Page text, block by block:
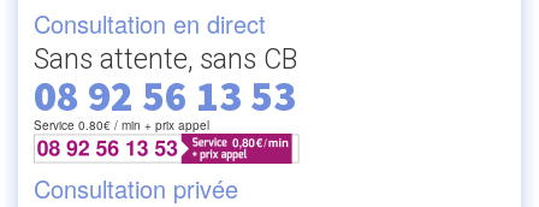
Consultation en direct
Sans attente, sans CB
08 92 56 13 53
Service 0.80€ / min + prix appel
Consultation privée